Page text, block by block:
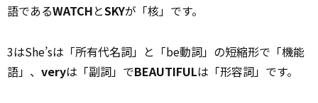
語であるWATCHとSKYが「核」です。
3はShe’sは「所有代名詞」と「be動詞」の短縮形で「機能
語」、 veryは「副詞」でBEAUTIFULは「形容詞」です。